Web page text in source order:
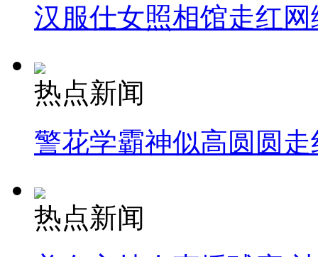
汉服仕女照相馆走红网
热点新闻
警花学霸神似高圆圆走
热点新闻